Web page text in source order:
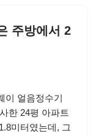
주방에서 2
이 얼음정수기
한 24평 아파트
미터였는데, 그